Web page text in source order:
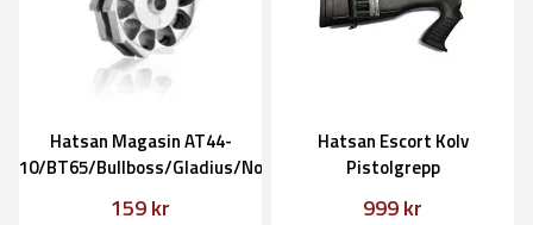
Hatsan Magasin AT44-
10/BT65/Bullboss/Gladius/Nova/Airmax
159 kr
Hatsan Escort Kolv
Pistolgrepp
999 kr